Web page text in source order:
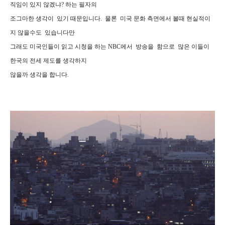
직임이 있지 않겠냐? 하는 필자의
조그마한 생각이 있기 때문입니다. 물론 미국 문화 측면에서 볼때 현실적이
지 않을수도 있습니다만
그래도 미국인들이 읽고 시청을 하는 NBC에서 방송을 함으로 많은 이들이
한국의 전세 제도를 생각하지
않을까 생각을 합니다.